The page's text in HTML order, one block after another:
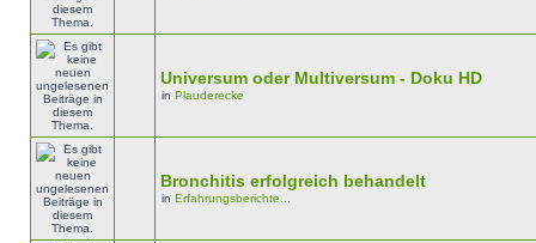
Universum oder Multiversum - Doku HD
in Plauderecke
Bronchitis erfolgreich behandelt
in Erfahrungsberichte...